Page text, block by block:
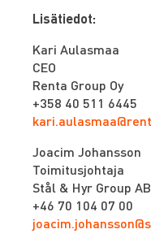
Lisätiedot:
Kari Aulasmaa
CEO
Renta Group Oy
+358 40 511 6445
Joacim Johansson
Toimitusjohtaja
Stål & Hyr Group AB
+46 70 104 07 00